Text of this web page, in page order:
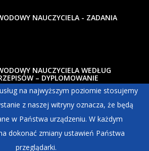
NAUCZYCIELA - ZADANIA
NAUCZYCIELA WEDŁUG
– DYPLOMOWANIE
na najwyższym poziomie stosujemy
z naszej witryny oznacza, że będą
w Państwa urządzeniu. W każdym
dokonać zmiany ustawień Państwa
przeglądarki.